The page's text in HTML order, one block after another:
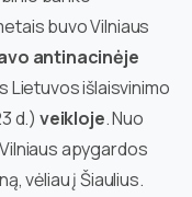
buvo Vilniaus
antinacinėje
Lietuvos išlaisvinimo
d.) veikloje. Nuo
apygardos
vėliau į Šiaulius.